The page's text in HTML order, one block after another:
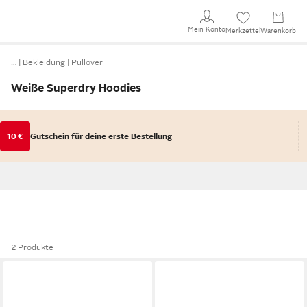
Mein KontoMerkzettel Warenkorb
… Bekleidung Pullover
Weiße Superdry Hoodies
10 € Gutschein für deine erste Bestellung
2 Produkte